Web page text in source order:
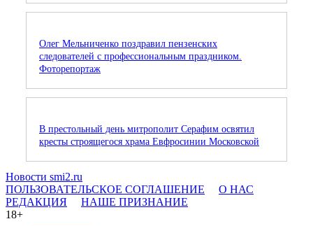
Олег Мельниченко поздравил пензенских
следователей с профессиональным праздником.
Фоторепортаж
В престольный день митрополит Серафим освятил
кресты строящегося храма Евфросинии Московской
Новости smi2.ru
ПОЛЬЗОВАТЕЛЬСКОЕ СОГЛАШЕНИЕ
О НАС
РЕДАКЦИЯ
НАШЕ ПРИЗНАНИЕ
18+